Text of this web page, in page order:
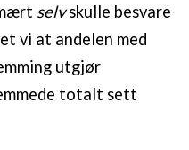
selvskulle besvare
vi at andelen med
utgjør
totalt sett